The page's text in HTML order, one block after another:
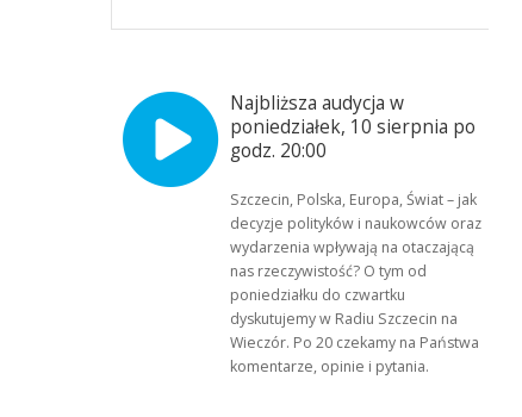
Najbliższa audycja w
poniedziałek, 10 sierpnia po
godz. 20:00
Szczecin, Polska, Europa, Świat – jak
decyzje polityków i naukowców oraz
wydarzenia wpływają na otaczającą
nas rzeczywistość? O tym od
poniedziałku do czwartku
dyskutujemy w Radiu Szczecin na
Wieczór. Po 20 czekamy na Państwa
komentarze, opinie i pytania.